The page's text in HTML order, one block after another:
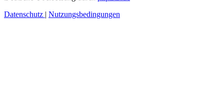
Datenschutz | Nutzungsbedingungen